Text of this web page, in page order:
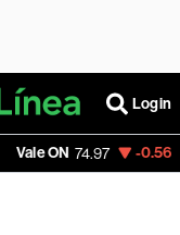
Login
74.97 -0.56% Itaú